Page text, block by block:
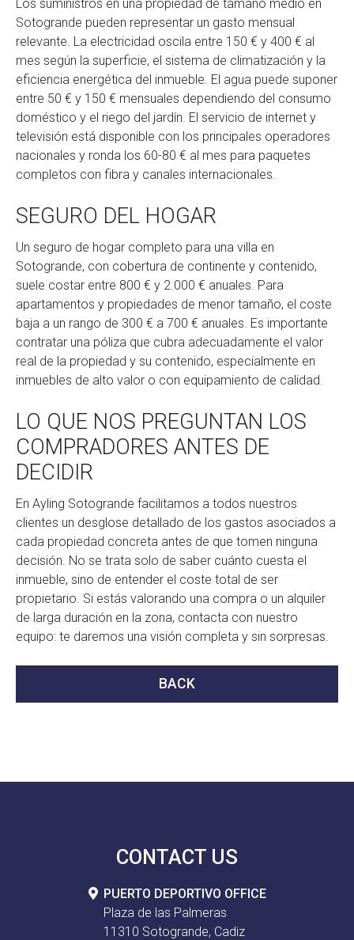
Los suministros en una propiedad de tamaño medio en
Sotogrande pueden representar un gasto mensual
relevante. La electricidad oscila entre 150 € y 400 € al
mes según la superficie, el sistema de climatización y la
eficiencia energética del inmueble. El agua puede suponer
entre 50 € y 150 € mensuales dependiendo del consumo
doméstico y el riego del jardín. El servicio de internet y
televisión está disponible con los principales operadores
nacionales y ronda los 60-80 € al mes para paquetes
completos con fibra y canales internacionales.
SEGURO DEL HOGAR
Un seguro de hogar completo para una villa en
Sotogrande, con cobertura de continente y contenido,
suele costar entre 800 € y 2.000 € anuales. Para
apartamentos y propiedades de menor tamaño, el coste
baja a un rango de 300 € a 700 € anuales. Es importante
contratar una póliza que cubra adecuadamente el valor
real de la propiedad y su contenido, especialmente en
inmuebles de alto valor o con equipamiento de calidad.
LO QUE NOS PREGUNTAN LOS
COMPRADORES ANTES DE
DECIDIR
En Ayling Sotogrande facilitamos a todos nuestros
clientes un desglose detallado de los gastos asociados a
cada propiedad concreta antes de que tomen ninguna
decisión. No se trata solo de saber cuánto cuesta el
inmueble, sino de entender el coste total de ser
propietario. Si estás valorando una compra o un alquiler
de larga duración en la zona, contacta con nuestro
equipo: te daremos una visión completa y sin sorpresas.
BACK
CONTACT US
PUERTO DEPORTIVO OFFICE
Plaza de las Palmeras
11310 Sotogrande, Cadiz